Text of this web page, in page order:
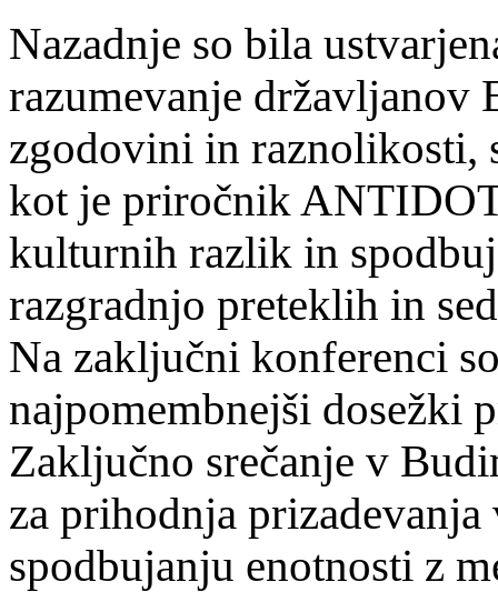
Nazadnje so bila
razumevanje državljanov
zgodovini in raznolikosti,
kot je priročnik
kulturnih razlik in
razgradnjo preteklih in
Na zaključni konferenci
najpomembnejši dosežki
Zaključno srečanje v
za prihodnja
spodbujanju enotnosti z